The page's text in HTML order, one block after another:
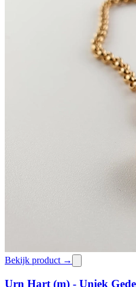
Bekijk product →
Urn Hart (m) - Uniek